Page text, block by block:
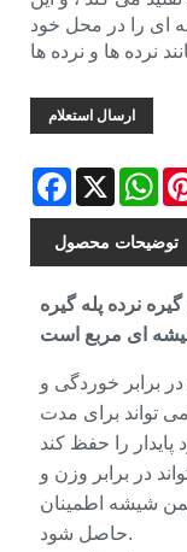
ای را در محل خود
ارسال استعلام
Facebook
X
توضیحات محصول
نرده پله گیره
در برابر خوردگی و
تواند برای مدت
در برابر وزن و
شیشه اطمینان
حاصل شود.